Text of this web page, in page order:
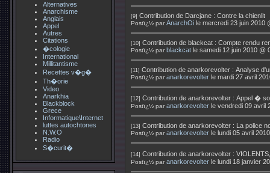
Alternatives
Anarchisme
Anglais
Appel
Autres
Citations
�cologie
International
Millitantisme
Recettes v�g�
Th�orie
Video
Anarkhia
Blackblock
Grece
Informatique\Internet
luttes autochtones
N.W.O
Radio
S�curit�
[9] Contribution de Darcjane : Contre la chienlit
Postï¿½ par AnarchOi le mercredi 23 juin 2010
[10] Contribution de blackcat : Compte rendu
Postï¿½ par blackcat le samedi 12 juin 2010 @
[11] Contribution de anarkorevolter : Analyse
Postï¿½ par anarkorevolter le mardi 27 avril
[12] Contribution de anarkorevolter : Appel �
Postï¿½ par anarkorevolter le vendredi 09 avril
[13] Contribution de anarkorevolter : La police
Postï¿½ par anarkorevolter le lundi 05 avril
[14] Contribution de anarkorevolter :
Postï¿½ par anarkorevolter le lundi 18 janvier